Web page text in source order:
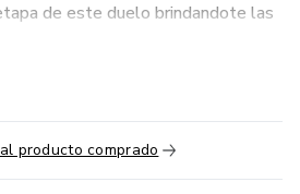
de este duelo brindandote las
La segunda parte esta
tu transoformacion definitiva,
en ti misma, tu autoestima, el
supuesto, la confianza en el amor
producto comprado